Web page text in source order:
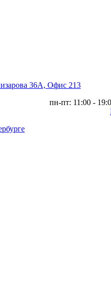
36А, Офис 213
пн-пт: 11:00 -